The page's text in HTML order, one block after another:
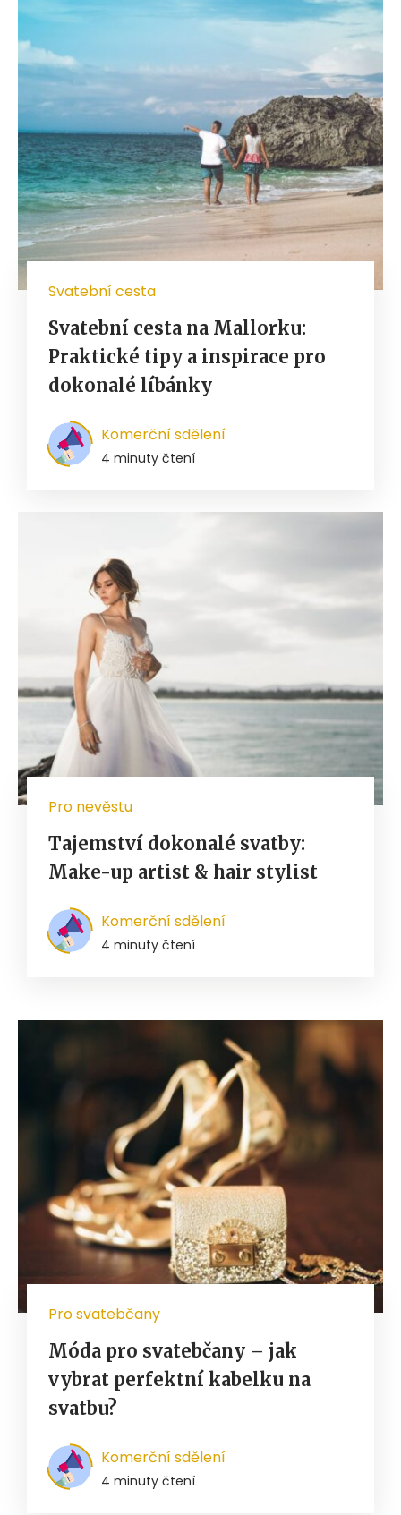
Svatební cesta
Svatební cesta na Mallorku:
Praktické tipy a inspirace pro
dokonalé líbánky
Komerční sdělení
4 minuty čtení
Pro nevěstu
Tajemství dokonalé svatby:
Make-up artist & hair stylist
Komerční sdělení
4 minuty čtení
Pro svatebčany
Móda pro svatebčany – jak
vybrat perfektní kabelku na
svatbu?
Komerční sdělení
4 minuty čtení